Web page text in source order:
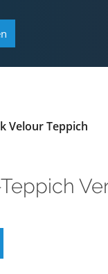
Velour Teppich